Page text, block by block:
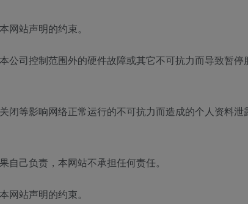
站声明的约束。
司控制范围外的硬件故障或其它不可抗力而导致暂
等影响网络正常运行的不可抗力而造成的个人资料
己负责，本网站不承担任何责任。
站声明的约束。